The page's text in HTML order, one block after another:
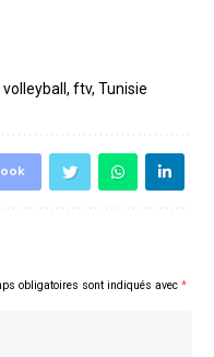
, ftv, Tunisie
obligatoires sont indiqués avec *